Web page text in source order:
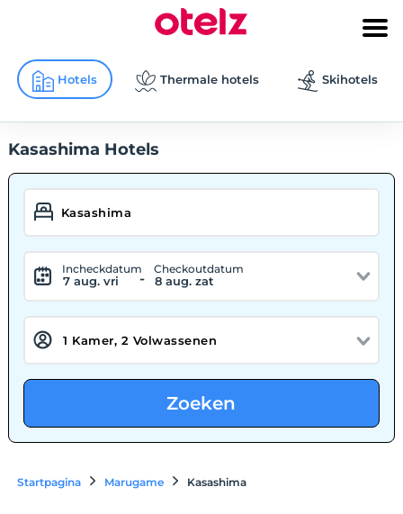
Hotels Thermale hotels Skihotels
Kasashima Hotels
Incheckdatum
7 aug. vri -
Checkoutdatum
8 aug. zat
Zoeken
Startpagina Marugame Kasashima